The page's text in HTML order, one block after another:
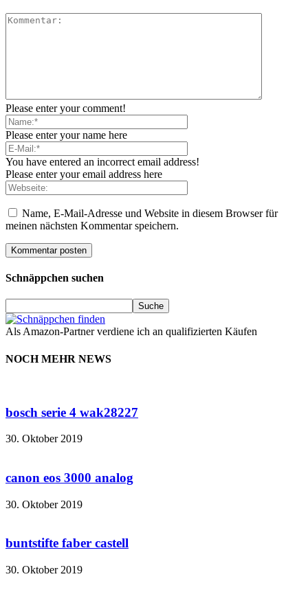
Please enter your comment!
Please enter your name here
You have entered an incorrect email address!
Please enter your email address here
Name, E-Mail-Adresse und Website in diesem Browser für
meinen nächsten Kommentar speichern.
Schnäppchen suchen
Als Amazon-Partner verdiene ich an qualifizierten Käufen
NOCH MEHR NEWS
bosch serie 4 wak28227
30. Oktober 2019
canon eos 3000 analog
30. Oktober 2019
buntstifte faber castell
30. Oktober 2019